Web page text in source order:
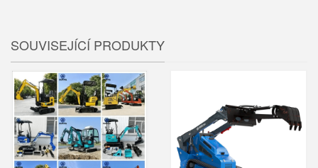
SOUVISEJÍCÍ PRODUKTY